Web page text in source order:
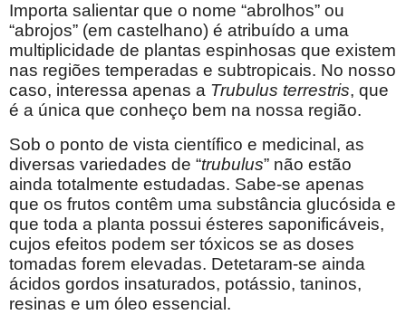
Importa salientar que o nome “abrolhos” ou
“abrojos” (em castelhano) é atribuído a uma
multiplicidade de plantas espinhosas que existem
nas regiões temperadas e subtropicais. No nosso
caso, interessa apenas a Trubulus terrestris, que
é a única que conheço bem na nossa região.
Sob o ponto de vista científico e medicinal, as
diversas variedades de “trubulus” não estão
ainda totalmente estudadas. Sabe-se apenas
que os frutos contêm uma substância glucósida e
que toda a planta possui ésteres saponificáveis,
cujos efeitos podem ser tóxicos se as doses
tomadas forem elevadas. Detetaram-se ainda
ácidos gordos insaturados, potássio, taninos,
resinas e um óleo essencial.